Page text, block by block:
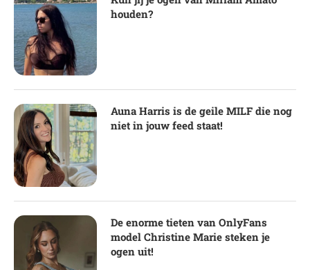
houden?
Auna Harris is de geile MILF die nog
niet in jouw feed staat!
De enorme tieten van OnlyFans
model Christine Marie steken je
ogen uit!